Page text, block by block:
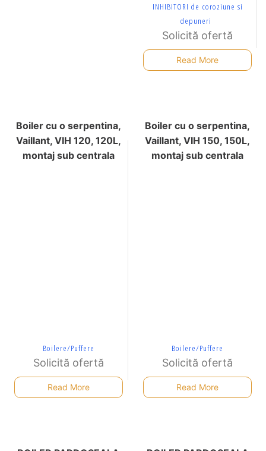
INHIBITORI de coroziune si
depuneri
Solicită ofertă
Read More
Boiler cu o serpentina,
Vaillant, VIH 120, 120L,
montaj sub centrala
Boilere/Puffere
Solicită ofertă
Read More
Boiler cu o serpentina,
Vaillant, VIH 150, 150L,
montaj sub centrala
Boilere/Puffere
Solicită ofertă
Read More